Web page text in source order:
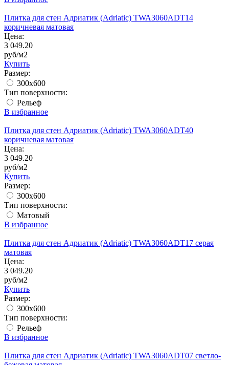
Плитка для стен Адриатик (Adriatic) TWA3060ADT14
коричневая матовая
Цена:
3 049.20
руб/м2
Купить
Размер:
300x600
Тип поверхности:
Рельеф
В избранное
Плитка для стен Адриатик (Adriatic) TWA3060ADT40
коричневая матовая
Цена:
3 049.20
руб/м2
Купить
Размер:
300x600
Тип поверхности:
Матовый
В избранное
Плитка для стен Адриатик (Adriatic) TWA3060ADT17 серая
матовая
Цена:
3 049.20
руб/м2
Купить
Размер:
300x600
Тип поверхности:
Рельеф
В избранное
Плитка для стен Адриатик (Adriatic) TWA3060ADT07 светло-